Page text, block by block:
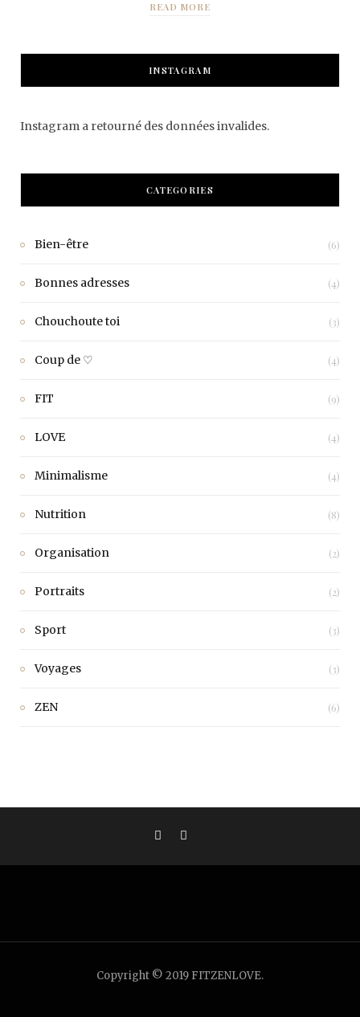
READ MORE
INSTAGRAM
Instagram a retourné des données invalides.
CATEGORIES
Bien-être (6)
Bonnes adresses (4)
Chouchoute toi (3)
Coup de ♡ (4)
FIT (9)
LOVE (4)
Minimalisme (4)
Nutrition (8)
Organisation (2)
Portraits (2)
Sport (3)
Voyages (3)
ZEN (6)
Copyright © 2019 FITZENLOVE.